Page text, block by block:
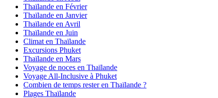
Thaïlande en Février
Thaïlande en Janvier
Thaïlande en Avril
Thaïlande en Juin
Climat en Thaïlande
Excursions Phuket
Thaïlande en Mars
Voyage de noces en Thaïlande
Voyage All-Inclusive à Phuket
Combien de temps rester en Thaïlande ?
Plages Thaïlande